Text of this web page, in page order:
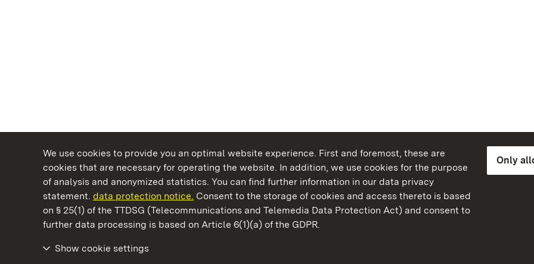
We use cookies to provide you an optimal website experience. First and foremost, these are
cookies that are necessary for operating the website. In addition, we use cookies for the purpose
of analysis and anonymized statistics. You can find further information in our data privacy
statement. data protection notice. Consent to the storage of cookies and access thereto is based
on § 25(1) of the TTDSG (Telecommunications and Telemedia Data Protection Act) and consent to
further data processing is based on Article 6(1)(a) of the GDPR.
Only
Show cookie settings
State Palaces and Gardens of Baden-Wuerttemberg